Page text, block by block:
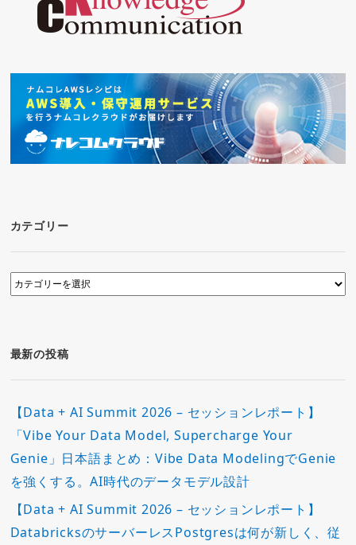
カテゴリー
カ
テ
ー
最新の投稿
【Data + AI Summit 2026 – セッションレポート】
「Vibe Your Data Model, Supercharge Your
Genie」日本語まとめ：Vibe Data ModelingでGenie
を強くする。AI時代のデータモデル設計
【Data + AI Summit 2026 – セッションレポート】
DatabricksのサーバーレスPostgresは何が新しく、従